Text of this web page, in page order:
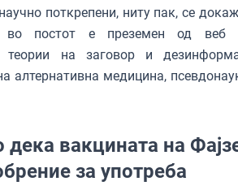
поткрепени, ниту пак, се
во постот е преземен од веб
теории на заговор и
алтернативна медицина,
дека вакцината на
за употреба